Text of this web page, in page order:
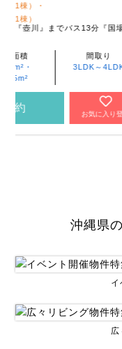
販売価格
交通
沖縄都市
土地面積
146.9m²
資料請求
沖縄県
イ
広